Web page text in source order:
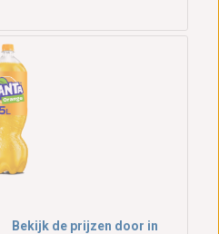
Bekijk de prijzen door in